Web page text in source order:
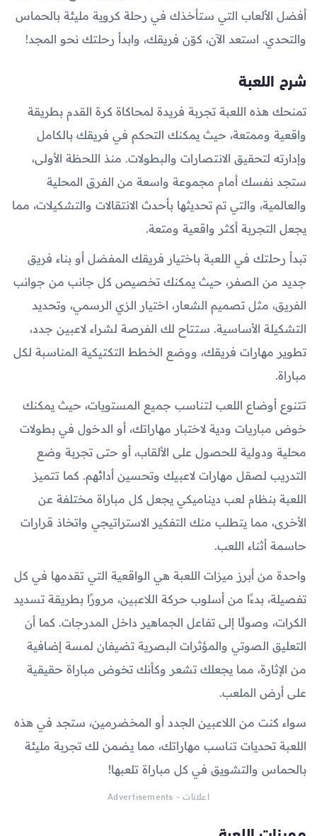
أفضل الألعاب التي ستأخذك في رحلة كروية مليئة بالحماس
والتحدي. استعد الآن، كوّن فريقك، وابدأ رحلتك نحو المجد!
شرح اللعبة
تمنحك هذه اللعبة تجربة فريدة لمحاكاة كرة القدم بطريقة
واقعية وممتعة، حيث يمكنك التحكم في فريقك بالكامل
وإدارته لتحقيق الانتصارات والبطولات. منذ اللحظة الأولى،
ستجد نفسك أمام مجموعة واسعة من الفرق المحلية
والعالمية، والتي تم تحديثها بأحدث الانتقالات والتشكيلات، مما
يجعل التجربة أكثر واقعية ومتعة.
تبدأ رحلتك في اللعبة باختيار فريقك المفضل أو بناء فريق
جديد من الصفر، حيث يمكنك تخصيص كل جانب من جوانب
الفريق، مثل تصميم الشعار، اختيار الزي الرسمي، وتحديد
التشكيلة الأساسية. ستتاح لك الفرصة لشراء لاعبين جدد،
تطوير مهارات فريقك، ووضع الخطط التكتيكية المناسبة لكل
مباراة.
تتنوع أوضاع اللعب لتناسب جميع المستويات، حيث يمكنك
خوض مباريات ودية لاختبار مهاراتك، أو الدخول في بطولات
محلية ودولية للحصول على الألقاب، أو حتى تجربة وضع
التدريب لصقل مهارات لاعبيك وتحسين أدائهم. كما تتميز
اللعبة بنظام لعب ديناميكي يجعل كل مباراة مختلفة عن
الأخرى، مما يتطلب منك التفكير الاستراتيجي واتخاذ قرارات
حاسمة أثناء اللعب.
واحدة من أبرز ميزات اللعبة هي الواقعية التي تقدمها في كل
تفصيلة، بدءًا من أسلوب حركة اللاعبين، مرورًا بطريقة تسديد
الكرات، وصولًا إلى تفاعل الجماهير داخل المدرجات. كما أن
التعليق الصوتي والمؤثرات البصرية تضيفان لمسة إضافية
من الإثارة، مما يجعلك تشعر وكأنك تخوض مباراة حقيقية
على أرض الملعب.
سواء كنت من اللاعبين الجدد أو المخضرمين، ستجد في هذه
اللعبة تحديات تناسب مهاراتك، مما يضمن لك تجربة مليئة
بالحماس والتشويق في كل مباراة تلعبها!
اعلانات - Advertisements